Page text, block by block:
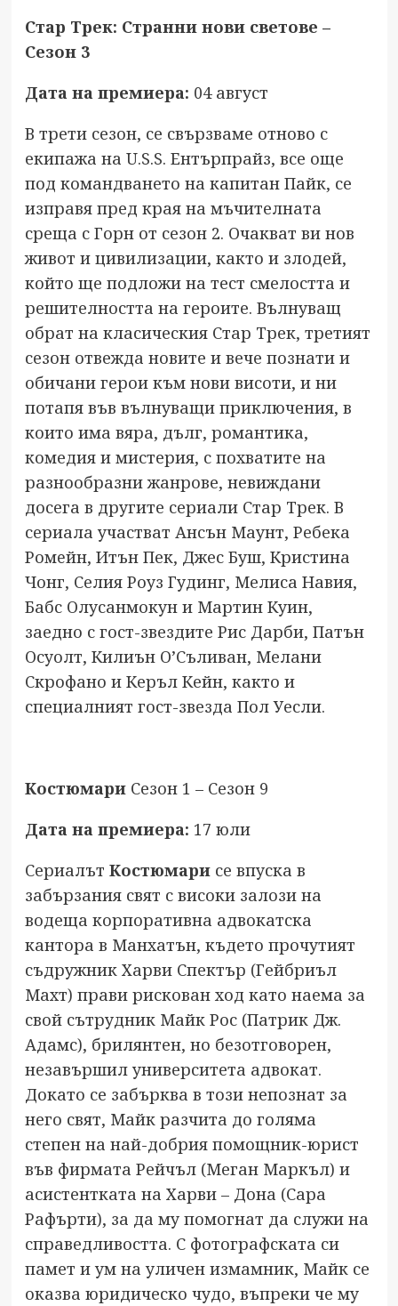
Стар Трек: Странни нови светове –
Сезон 3
Дата на премиера: 04 август
В трети сезон, се свързваме отново с
екипажа на U.S.S. Ентърпрайз, все още
под командването на капитан Пайк, се
изправя пред края на мъчителната
среща с Горн от сезон 2. Очакват ви нов
живот и цивилизации, както и злодей,
който ще подложи на тест смелостта и
решителността на героите. Вълнуващ
обрат на класическия Стар Трек, третият
сезон отвежда новите и вече познати и
обичани герои към нови висоти, и ни
потапя във вълнуващи приключения, в
които има вяра, дълг, романтика,
комедия и мистерия, с похватите на
разнообразни жанрове, невиждани
досега в другите сериали Стар Трек. В
сериала участват Ансън Маунт, Ребека
Ромeйн, Итън Пек, Джес Буш, Кристина
Чонг, Селия Роуз Гудинг, Мелиса Навия,
Бабс Олусанмокун и Мартин Куин,
заедно с гост-звездите Рис Дарби, Патън
Осуолт, Килиън О’Съливан, Мелани
Скрофано и Керъл Кейн, както и
специалният гост-звезда Пол Уесли.
Костюмари Сезон 1 – Сезон 9
Дата на премиера: 17 юли
Сериалът Костюмари се впуска в
забързания свят с високи залози на
водеща корпоративна адвокатска
кантора в Манхатън, където прочутият
съдружник Харви Спектър (Гейбриъл
Махт) прави рискован ход като наема за
свой сътрудник Майк Рос (Патрик Дж.
Адамс), брилянтен, но безотговорен,
незавършил университета адвокат.
Докато се забърква в този непознат за
него свят, Майк разчита до голяма
степен на най-добрия помощник-юрист
във фирмата Рейчъл (Меган Маркъл) и
асистентката на Харви – Дона (Сара
Рафърти), за да му помогнат да служи на
справедливостта. С фотографската си
памет и ум на уличен измамник, Майк се
оказва юридическо чудо, въпреки че му